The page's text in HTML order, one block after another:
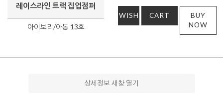
레이스라인 트랙 집업점퍼
아이보리/아동 13호
WISH CART
BUY
NOW
상세정보 새창 열기